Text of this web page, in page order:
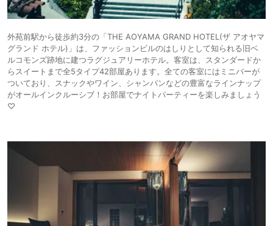
外苑前駅から徒歩約3分の「THE AOYAMA GRAND HOTEL(ザ アオヤマ
グランド ホテル)」は、ファッションビルのはしりとして知られる旧ベ
ルコモンズ跡地に建つラグジュアリーホテル。客室は、スタンダードか
らスイートまで全5タイプ42部屋あります。全ての客室にはミニバーが
ついており、スナックやワイン、シャンパンなどの豊富なラインナップ
がオールインクルーシブ！お部屋でナイトパーティーを楽しみましょう
♡